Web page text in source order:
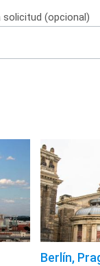
solicitud (opcional)
Berlín,